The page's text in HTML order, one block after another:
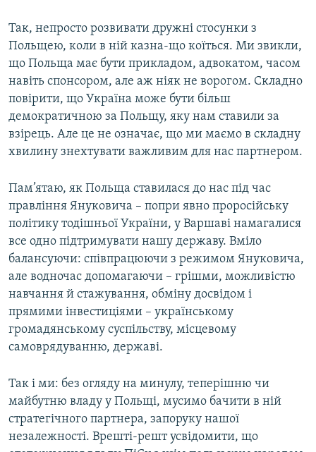
Так, непросто розвивати дружні стосунки з
Польщею, коли в ній казна-що коїться. Ми звикли,
що Польща має бути прикладом, адвокатом, часом
навіть спонсором, але аж ніяк не ворогом. Складно
повірити, що Україна може бути більш
демократичною за Польщу, яку нам ставили за
взірець. Але це не означає, що ми маємо в складну
хвилину знехтувати важливим для нас партнером.
Пам’ятаю, як Польща ставилася до нас під час
правління Януковича – попри явно проросійську
політику тодішньої України, у Варшаві намагалися
все одно підтримувати нашу державу. Вміло
балансуючи: співпрацюючи з режимом Януковича,
але водночас допомагаючи – грішми, можливістю
навчання й стажування, обміну досвідом і
прямими інвестиціями – українському
громадянському суспільству, місцевому
самоврядуванню, державі.
Так і ми: без огляду на минулу, теперішню чи
майбутню владу у Польщі, мусимо бачити в ній
стратегічного партнера, запоруку нашої
незалежності. Врешті-решт усвідомити, що